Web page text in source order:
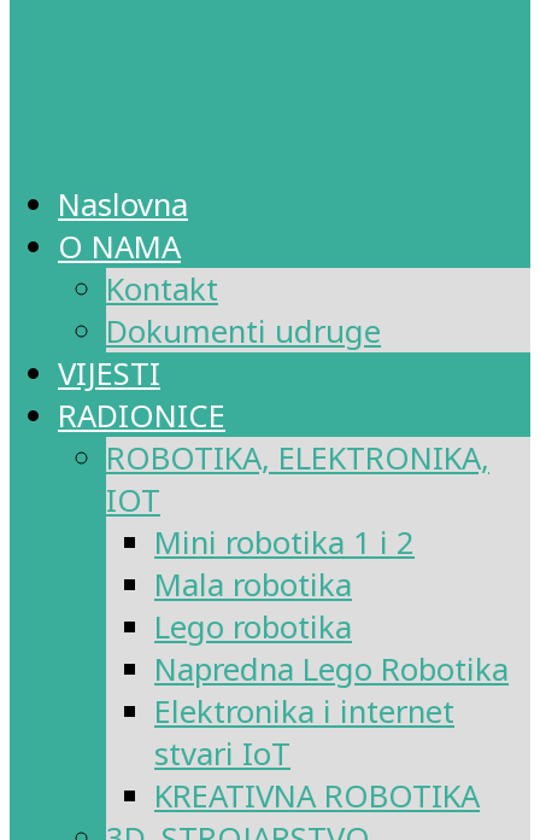
Naslovna
O NAMA
Kontakt
Dokumenti udruge
VIJESTI
RADIONICE
ROBOTIKA, ELEKTRONIKA,
IOT
Mini robotika 1 i 2
Mala robotika
Lego robotika
Napredna Lego Robotika
Elektronika i internet
stvari IoT
KREATIVNA ROBOTIKA